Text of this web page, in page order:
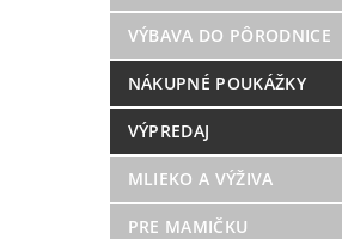
VÝBAVA DO PÔRODNICE
NÁKUPNÉ POUKÁŽKY
VÝPREDAJ
MLIEKO A VÝŽIVA
PRE MAMIČKU